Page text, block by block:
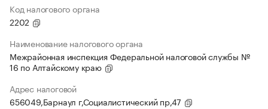
Код налогового органа
2202
Наименование налогового органа
Межрайонная инспекция Федеральной налоговой службы №
16 по Алтайскому краю
Адрес налоговой
656049,Барнаул г,Социалистический пр,47